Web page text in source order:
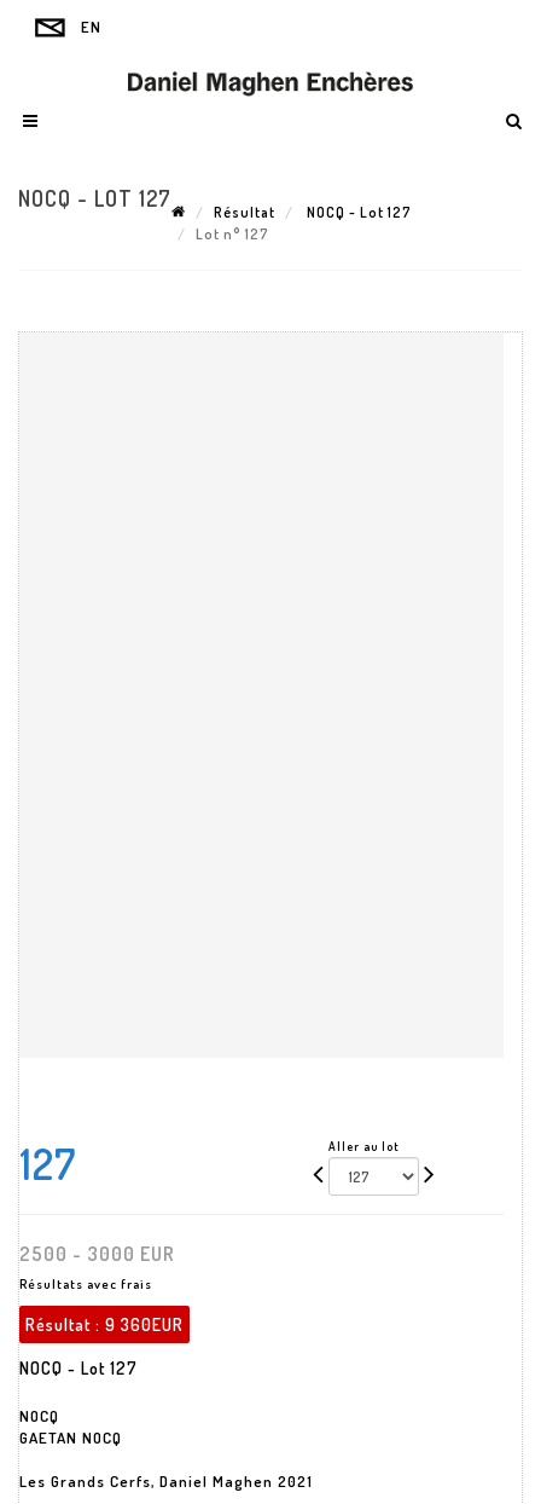
NOCQ - LOT 127
Résultat
NOCQ - Lot 127
Lot n° 127
127 Aller au lot
2500 - 3000 EUR
Résultats avec frais
Résultat : 9 360EUR
NOCQ - Lot 127
NOCQ
GAETAN NOCQ
Les Grands Cerfs, Daniel Maghen 2021